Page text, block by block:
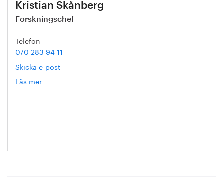
Kristian Skånberg
Forskningschef
Telefon
070 283 94 11
Skicka e-post
Läs mer